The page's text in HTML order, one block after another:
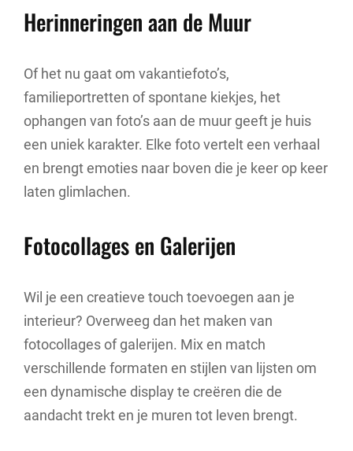
Herinneringen aan de Muur
Of het nu gaat om vakantiefoto’s,
familieportretten of spontane kiekjes, het
ophangen van foto’s aan de muur geeft je huis
een uniek karakter. Elke foto vertelt een verhaal
en brengt emoties naar boven die je keer op keer
laten glimlachen.
Fotocollages en Galerijen
Wil je een creatieve touch toevoegen aan je
interieur? Overweeg dan het maken van
fotocollages of galerijen. Mix en match
verschillende formaten en stijlen van lijsten om
een dynamische display te creëren die de
aandacht trekt en je muren tot leven brengt.